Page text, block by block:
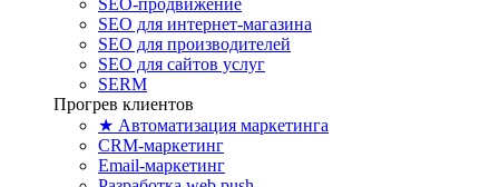
SEO-продвижение
SEO для интернет-магазина
SEO для производителей
SEO для сайтов услуг
SERM
Прогрев клиентов
★ Автоматизация маркетинга
CRM-маркетинг
Email-маркетинг